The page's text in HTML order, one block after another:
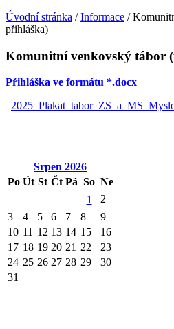
Úvodní stránka /Informace /
přihláška)
Komunitní venkovský tábor
Přihláška ve formátu *.docx
Srpen 2026
Po Út St Čt Pá So Ne
1
2
3
4 5 6 7 8
9
10 11 12 13 14 15
16
17 18 19 20 21 22
23
24 25 26 27 28 29
30
31